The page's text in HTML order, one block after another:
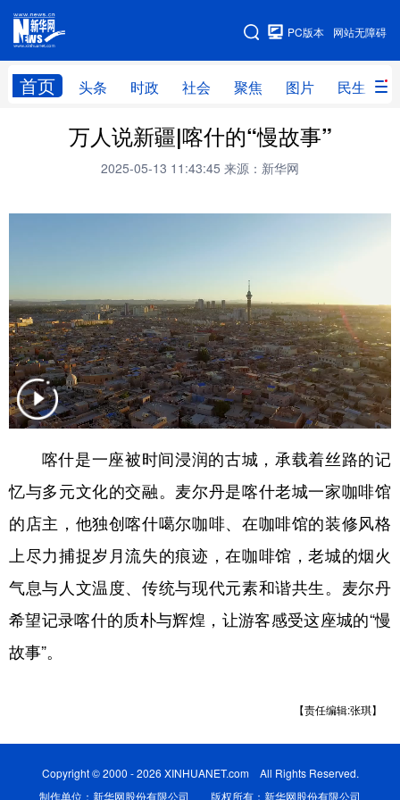
网站无障碍
PC版本
首页 头条 时政 社会 聚焦 图片 民生
网站地图
头条 时政 社会 聚焦
民生 访谈
访惠聚 专题 服务 援疆
廉政频道
地方频道
北京 天津 河北 山西
辽宁 吉林 上海 江苏
浙江 安徽 福建 江西
山东 河南 湖北 湖南
四川 贵州 云南 西藏
陕西 甘肃 青海 宁夏
新疆
万人说新疆|喀什的“慢故事”
2025-05-13 11:43:45 来源：新华网
喀什是一座被时间浸润的古城，承载着丝路的记
忆与多元文化的交融。麦尔丹是喀什老城一家咖啡馆
的店主，他独创喀什噶尔咖啡、在咖啡馆的装修风格
上尽力捕捉岁月流失的痕迹，在咖啡馆，老城的烟火
气息与人文温度、传统与现代元素和谐共生。麦尔丹
希望记录喀什的质朴与辉煌，让游客感受这座城的“慢
故事”。
【责任编辑:张琪】
Copyright © 2000 - 2026 XINHUANET.com All Rights Reserved.
制作单位：新华网股份有限公司 版权所有：新华网股份有限公司